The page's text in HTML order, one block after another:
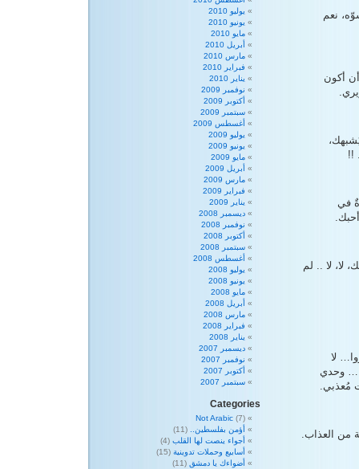
نعم
أكون
!!
في
لا، لا .. لم
لا
… وحدي
مُعذبي.
من العذاب.
يوليو 2010
يونيو 2010
مايو 2010
أبريل 2010
مارس 2010
فبراير 2010
يناير 2010
نوفمبر 2009
أكتوبر 2009
سبتمبر 2009
أغسطس 2009
يوليو 2009
يونيو 2009
مايو 2009
أبريل 2009
مارس 2009
فبراير 2009
يناير 2009
ديسمبر 2008
نوفمبر 2008
أكتوبر 2008
سبتمبر 2008
أغسطس 2008
يوليو 2008
يونيو 2008
مايو 2008
أبريل 2008
مارس 2008
فبراير 2008
يناير 2008
ديسمبر 2007
نوفمبر 2007
أكتوبر 2007
سبتمبر 2007
Categories
Not Arabic (7)
أؤمن بفلسطين..
(11)
أجواء ينصت لها القلب (4)
أسابيع وحملات تدوينية (15)
أضواءك يا دمشق (11)